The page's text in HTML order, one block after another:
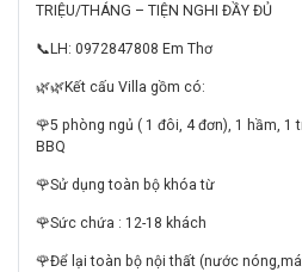
TRIỆU/THÁNG – TIỆN NGHI ĐẦY ĐỦ
📞LH: 0972847808 Em Thơ
🌿🌿Kết cấu Villa gồm có:
🌹5 phòng ngủ ( 1 đôi, 4 đơn), 1 hầm, 1
BBQ
🌹Sử dụng toàn bộ khóa từ
🌹Sức chứa : 12-18 khách
🌹Để lại toàn bộ nội thất (nước